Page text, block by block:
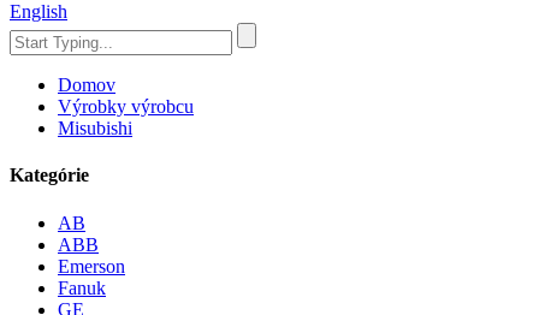
English
Domov
Výrobky výrobcu
Misubishi
Kategórie
AB
ABB
Emerson
Fanuk
GE